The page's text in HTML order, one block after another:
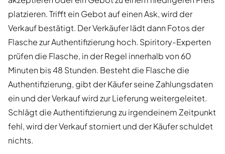
platzieren. Trifft ein Gebot auf einen Ask, wird der
Verkauf bestätigt. Der Verkäufer lädt dann Fotos der
Flasche zur Authentifizierung hoch. Spiritory-Experten
prüfen die Flasche, in der Regel innerhalb von 60
Minuten bis 48 Stunden. Besteht die Flasche die
Authentifizierung, gibt der Käufer seine Zahlungsdaten
ein und der Verkauf wird zur Lieferung weitergeleitet.
Schlägt die Authentifizierung zu irgendeinem Zeitpunkt
fehl, wird der Verkauf storniert und der Käufer schuldet
nichts.